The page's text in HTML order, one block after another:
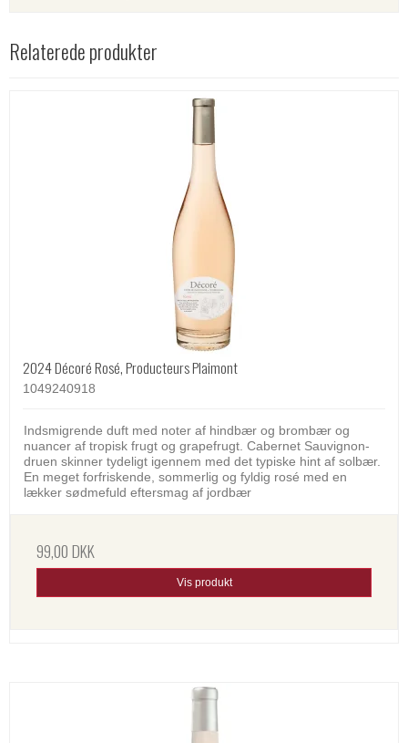
Relaterede produkter
2024 Décoré Rosé, Producteurs Plaimont
1049240918
Indsmigrende duft med noter af hindbær og brombær og
nuancer af tropisk frugt og grapefrugt. Cabernet Sauvignon-
druen skinner tydeligt igennem med det typiske hint af solbær.
En meget forfriskende, sommerlig og fyldig rosé med en
lækker sødmefuld eftersmag af jordbær
99,00 DKK
Vis produkt